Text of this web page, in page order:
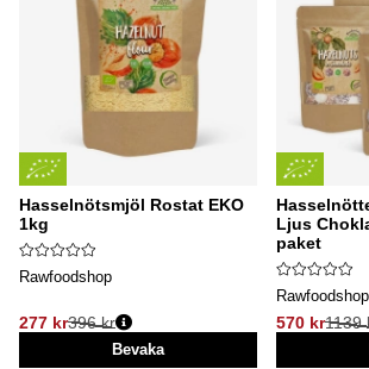
Hasselnötsmjöl Rostat EKO
1kg
Rawfoodshop
277 kr
Ordinarie pris:
396 kr
Bevaka
Ljus
paket
Rawfoodshop
570 kr
Ordinarie
1139